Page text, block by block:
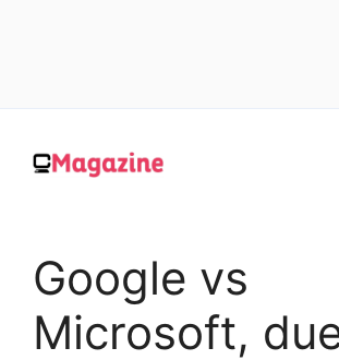
contenuto
Google vs
Microsoft,